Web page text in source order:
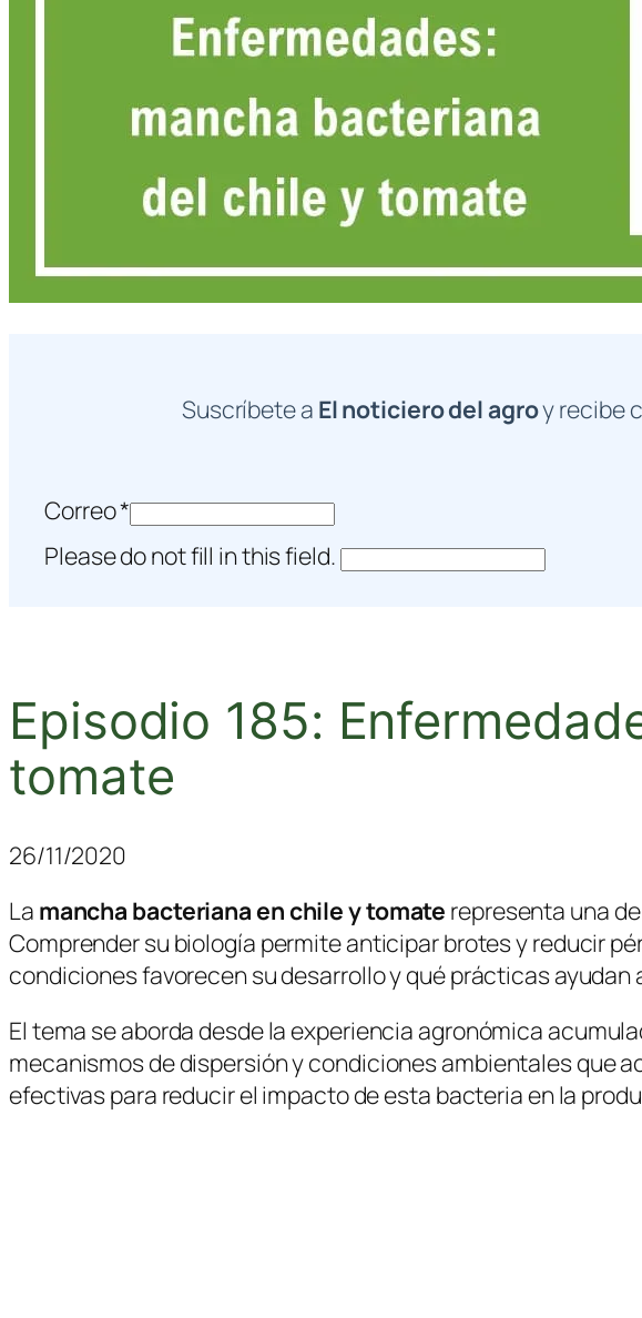
Suscríbete a El noticiero del agroy recibe
Correo*
Please do not fill in this field.
Episodio 185:
tomate
26/11/2020
La mancha bacteriana en chile y tomate representa una
Comprender su biología permite anticipar brotes y reducir
condiciones favorecen su desarrollo y qué prácticas ayudan
El tema se aborda desde la experiencia agronómica
mecanismos de dispersión y condiciones ambientales que
efectivas para reducir el impacto de esta bacteria en la